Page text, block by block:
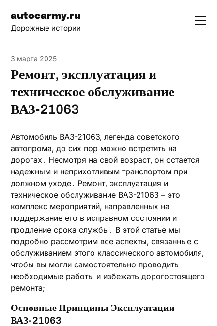
content
autocarmy.ru
Дорожные истории
3 марта 2025
Ремонт, эксплуатация и
техническое обслуживание
ВАЗ-21063
Автомобиль ВАЗ-21063‚ легенда советского
автопрома‚ до сих пор можно встретить на
дорогах․ Несмотря на свой возраст‚ он остается
надежным и неприхотливым транспортом при
должном уходе․ Ремонт‚ эксплуатация и
техническое обслуживание ВАЗ-21063 – это
комплекс мероприятий‚ направленных на
поддержание его в исправном состоянии и
продление срока службы․ В этой статье мы
подробно рассмотрим все аспекты‚ связанные с
обслуживанием этого классического автомобиля‚
чтобы вы могли самостоятельно проводить
необходимые работы и избежать дорогостоящего
ремонта;
Основные Принципы Эксплуатации
ВАЗ-21063